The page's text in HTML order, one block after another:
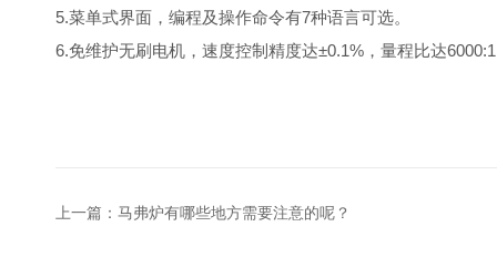
5.菜单式界面，编程及操作命令有7种语言可选。
6.免维护无刷电机，速度控制精度达±0.1%，量程比达
上一篇： 马弗炉有哪些地方需要注意的呢？